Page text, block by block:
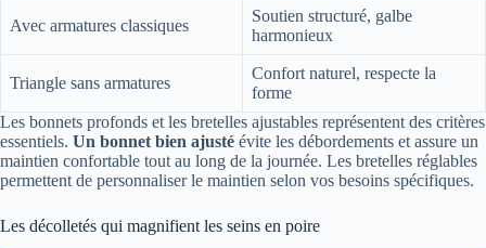
Avec armatures classiques
Soutien structuré, galbe
harmonieux
Triangle sans armatures
Confort naturel, respecte la
forme
Les bonnets profonds et les bretelles ajustables représentent des critères
essentiels. Un bonnet bien ajusté évite les débordements et assure un
maintien confortable tout au long de la journée. Les bretelles réglables
permettent de personnaliser le maintien selon vos besoins spécifiques.
Les décolletés qui magnifient les seins en poire